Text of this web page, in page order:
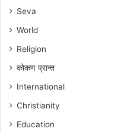
Seva
World
Religion
कोकण प्रान्त
International
Christianity
Education